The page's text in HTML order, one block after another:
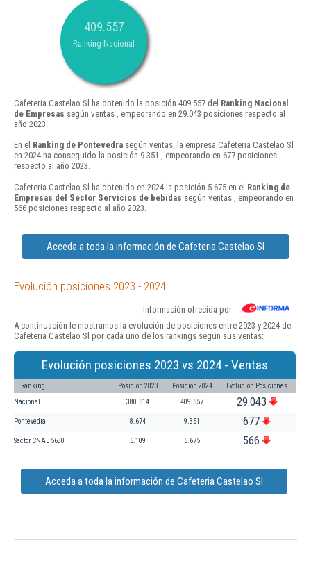
409.557
Ranking Nacional
Cafeteria Castelao Sl ha obtenido la posición 409.557 del Ranking Nacional
de Empresas según ventas , empeorando en 29.043 posiciones respecto al
año 2023.
En el Ranking de Pontevedra según ventas, la empresa Cafeteria Castelao Sl
en 2024 ha conseguido la posición 9.351 , empeorando en 677 posiciones
respecto al año 2023.
Cafeteria Castelao Sl ha obtenido en 2024 la posición 5.675 en el Ranking de
Empresas del Sector Servicios de bebidas según ventas , empeorando en
566 posiciones respecto al año 2023.
Acceda a toda la información de Cafeteria Castelao Sl
Evolución posiciones 2023 - 2024
Información ofrecida por
A continuación le mostramos la evolución de posiciones entre 2023 y 2024 de
Cafeteria Castelao Sl por cada uno de los rankings según sus ventas:
Evolución posiciones 2023 vs 2024 - Ventas
Ranking Posición 2023 Posición 2024 Evolución Posiciones
Nacional 380.514 409.557 29.043
Pontevedra 8.674 9.351 677
Sector CNAE 5630 5.109 5.675 566
Acceda a toda la información de Cafeteria Castelao Sl